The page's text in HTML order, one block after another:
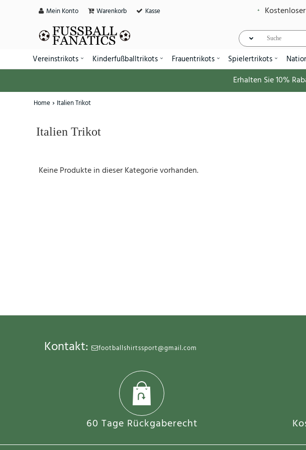
Mein Konto Warenkorb Kasse
Vereinstrikots Kinderfußballtrikots Frauentrikots Spielertrikots
Erhalten Sie10%
Home Italien Trikot
Italien Trikot
Keine Produkte in dieser Kategorie vorhanden.
Kontakt: footballshirtssport@gmail.com
60 Tage Rückgaberecht